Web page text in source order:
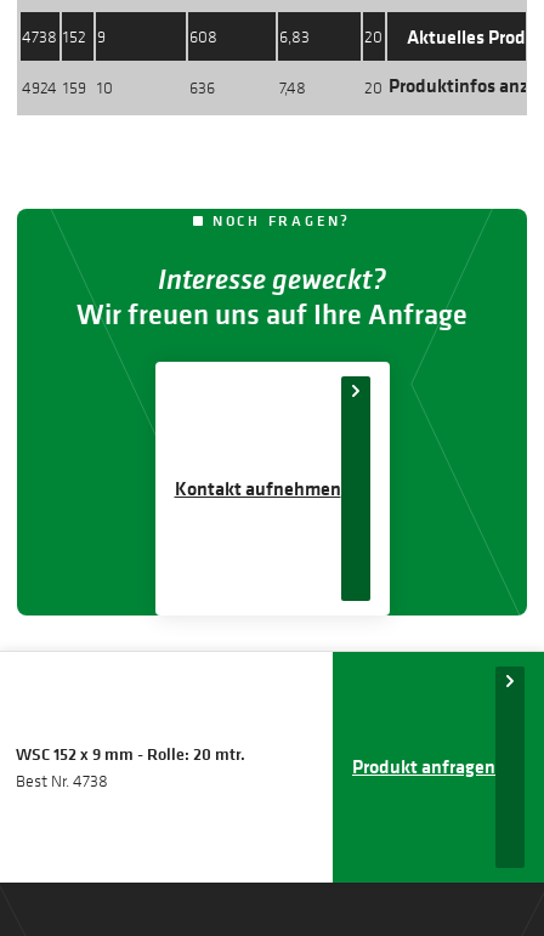
4738 152 9 608 6,83 20 Aktuelles
4924 159 10 636 7,48 20 Produktinfos
NOCH FRAGEN?
Interesse geweckt?
Wir freuen uns auf Ihre Anfrage
Kontakt aufnehmen
WSC 152 x 9 mm - Rolle: 20 mtr.
Best Nr. 4738
Produkt anfragen